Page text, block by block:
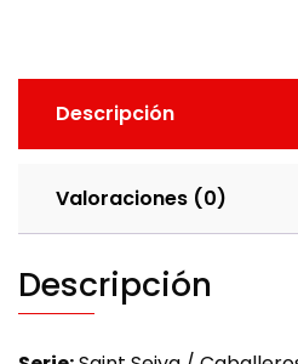
Descripción
Valoraciones (0)
Descripción